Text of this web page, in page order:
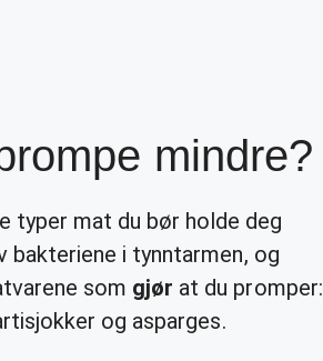
mindre?
typer mat du bør holde deg
bakteriene i tynntarmen, og
som gjør at du promper:
og asparges.